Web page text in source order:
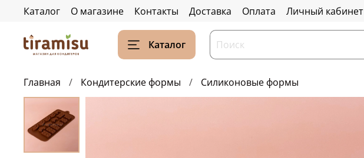
Каталог О магазине Контакты Доставка Оплата Личный кабинет
Каталог
Главная Кондитерские формы Силиконовые формы